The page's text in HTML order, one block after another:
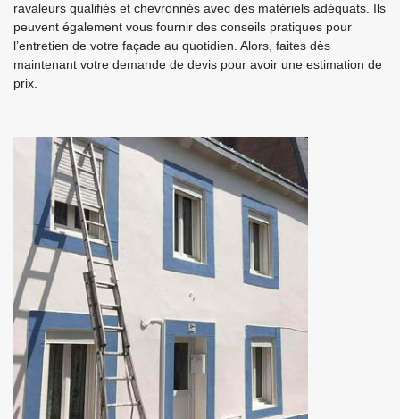
ravaleurs qualifiés et chevronnés avec des matériels adéquats. Ils
peuvent également vous fournir des conseils pratiques pour
l’entretien de votre façade au quotidien. Alors, faites dès
maintenant votre demande de devis pour avoir une estimation de
prix.